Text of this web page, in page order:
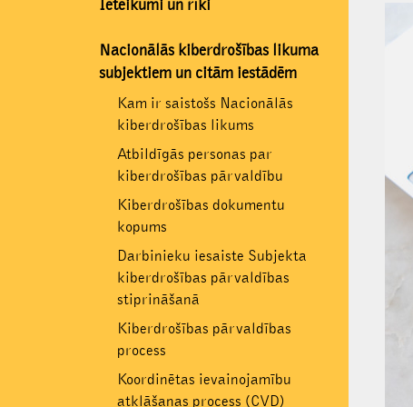
Ieteikumi un rīki
Nacionālās kiberdrošības likuma
subjektiem un citām iestādēm
Kam ir saistošs Nacionālās
kiberdrošības likums
Atbildīgās personas par
kiberdrošības pārvaldību
Kiberdrošības dokumentu
kopums
Darbinieku iesaiste Subjekta
kiberdrošības pārvaldības
stiprināšanā
Kiberdrošības pārvaldības
process
Koordinētas ievainojamību
atklāšanas process (CVD)